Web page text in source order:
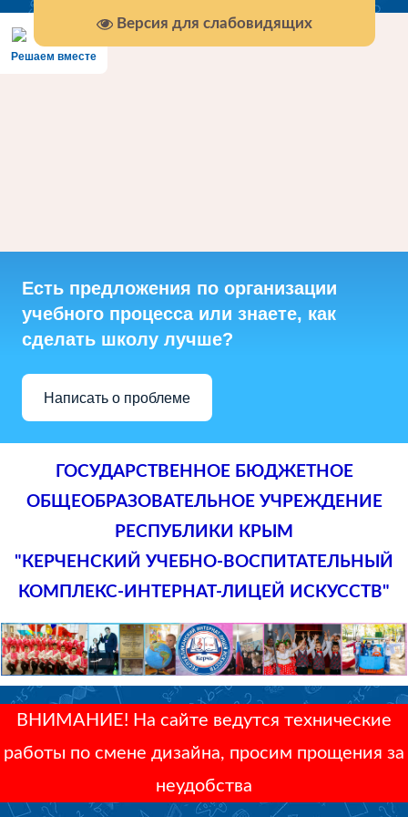
Версия для слабовидящих
Решаем вместе
Есть предложения по организации
учебного процесса или знаете, как
сделать школу лучше?
Написать о проблеме
ГОСУДАРСТВЕННОЕ БЮДЖЕТНОЕ
ОБЩЕОБРАЗОВАТЕЛЬНОЕ УЧРЕЖДЕНИЕ
РЕСПУБЛИКИ КРЫМ
"КЕРЧЕНСКИЙ УЧЕБНО-ВОСПИТАТЕЛЬНЫЙ
КОМПЛЕКС-ИНТЕРНАТ-ЛИЦЕЙ ИСКУССТВ"
ВНИМАНИЕ! На сайте ведутся технические
работы по смене дизайна, просим прощения за
неудобства